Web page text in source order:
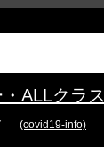
ALLクラス
(covid19-info)